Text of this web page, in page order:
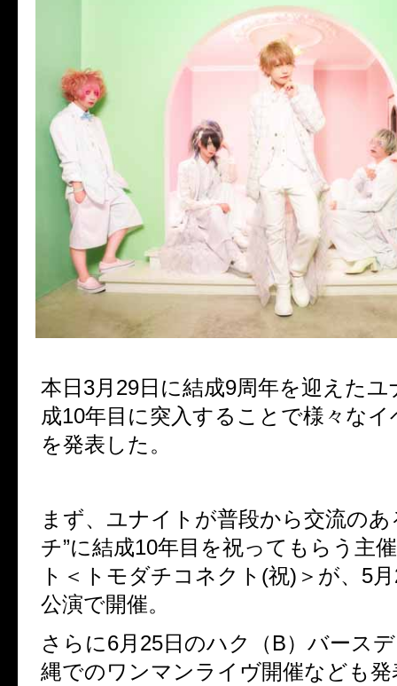
本日3月29日に結成9周年を迎えた
成10年目に突入することで様々な
を発表した。
まず、ユナイトが普段から交流のあ
チ”に結成10年目を祝ってもらう主催
ト＜ トモダチコネクト (祝)＞ が、 5月
公演で開催。
さらに6月25日のハク（B）バース
縄でのワンマンライヴ開催なども